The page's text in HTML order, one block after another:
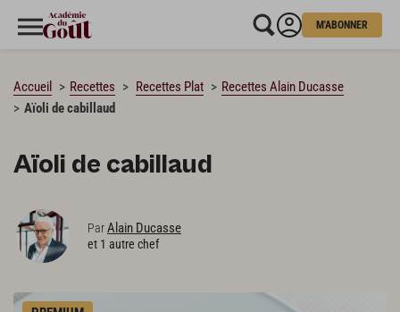
M'ABONNER
Accueil Recettes Recettes Plat
Recettes Alain Ducasse
Aïoli de cabillaud
Aïoli de cabillaud
ParAlain Ducasse
et 1 autre chef
CHARGEMENT…